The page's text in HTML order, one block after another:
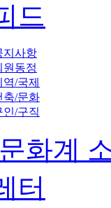
드
지사항
원동정
역/국제
축/문화
인/구직
화계
터